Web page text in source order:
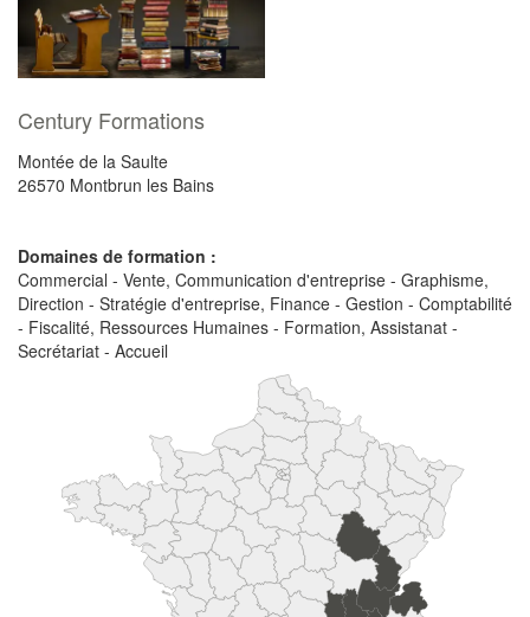
Century Formations
Montée de la Saulte
26570 Montbrun les Bains
Domaines de formation :
Commercial - Vente, Communication d'entreprise - Graphisme,
Direction - Stratégie d'entreprise, Finance - Gestion - Comptabilité
- Fiscalité, Ressources Humaines - Formation, Assistanat -
Secrétariat - Accueil